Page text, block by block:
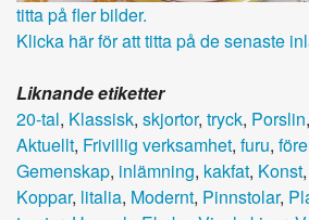
titta på fler bilder.
Klicka här för att titta på de senaste
Liknande etiketter
20-tal, Klassisk, skjortor, tryck, Porslin,
Aktuellt, Frivillig verksamhet, furu,
Gemenskap, inlämning, kakfat, Konst,
Koppar, litalia, Modernt, Pinnstolar,